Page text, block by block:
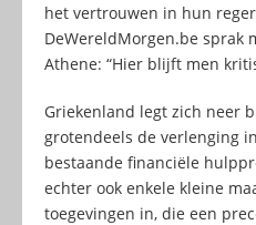
het vertrouwen in hun
DeWereldMorgen.be sprak
Athene: “Hier blijft men
Griekenland legt zich neer
grotendeels de verlenging
bestaande financiële
echter ook enkele kleine
toegevingen in, die een